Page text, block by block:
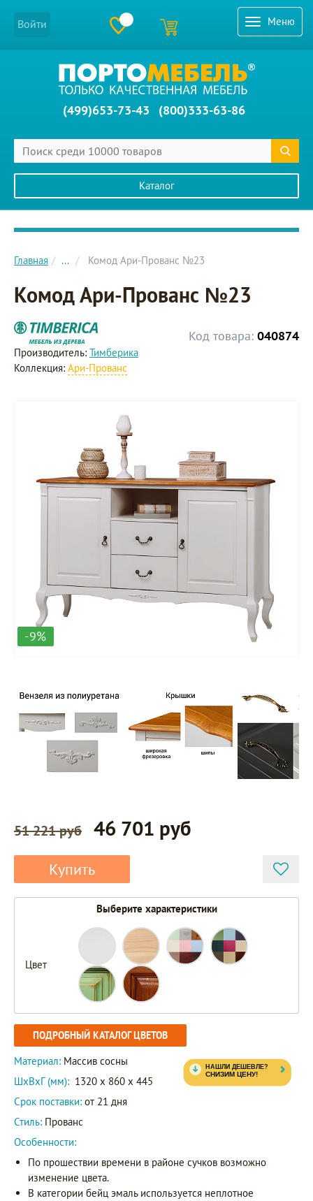
Меню
Войти
(499)653-73-43 (800)333-63-86
Каталог
Главное меню сайта
Главная ... Комод Ари-Прованс №23
Комод Ари-Прованс №23
Код товара: 040874
Производитель: Тимберика
Коллекция: Ари-Прованс
-9%
51 221 руб 46 701 руб
Купить
Выберите характеристики
Цвет
ПОДРОБНЫЙ КАТАЛОГ ЦВЕТОВ
Материал: Массив сосны
ШxВxГ (мм): 1320 x 860 x 445
Срок поставки: от 21 дня
Стиль: Прованс
Особенности:
По прошествии времени в районе сучков возможно
изменение цвета.
В категории бейц эмаль используется неплотное